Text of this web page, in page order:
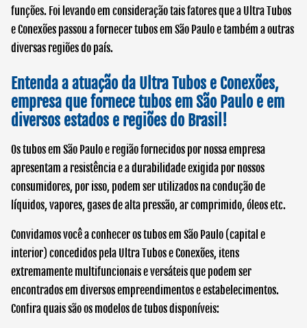
funções. Foi levando em consideração tais fatores que a Ultra Tubos
e Conexões passou a fornecertubos em São Pauloe também a outras
diversas regiões do país.
Entenda a atuação da Ultra Tubos e Conexões,
empresa que fornece tubos em São Paulo e em
diversos estados e regiões do Brasil!
Ostubos em São Pauloe região fornecidos por nossa empresa
apresentam a resistência e a durabilidade exigida por nossos
consumidores, por isso, podem ser utilizados na condução de
líquidos, vapores, gases de alta pressão, ar comprimido, óleos etc.
Convidamos você a conhecer ostubos em São Paulo (capital e
interior) concedidos pela Ultra Tubos e Conexões, itens
extremamente multifuncionais e versáteis que podem ser
encontrados em diversos empreendimentos e estabelecimentos.
Confira quais são os modelos de tubos disponíveis: